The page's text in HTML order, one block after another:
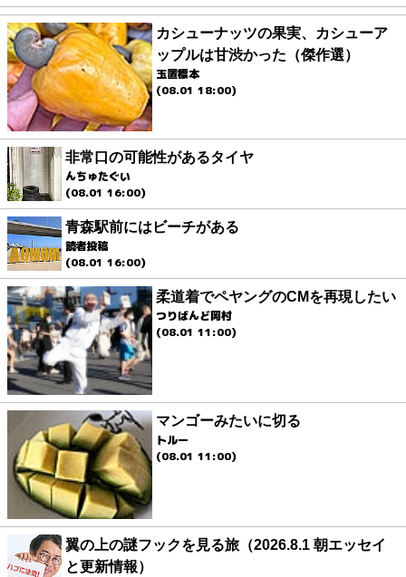
カシューナッツの果実、カシューア
ップルは甘渋かった（傑作選）
玉置標本
(08.01 18:00)
非常口の可能性があるタイヤ
んちゅたぐい
(08.01 16:00)
青森駅前にはビーチがある
読者投稿
(08.01 16:00)
柔道着でペヤングのCMを再現したい
つりばんど岡村
(08.01 11:00)
マンゴーみたいに切る
トルー
(08.01 11:00)
翼の上の謎フックを見る旅（2026.8.1 朝エッセイ
と更新情報）